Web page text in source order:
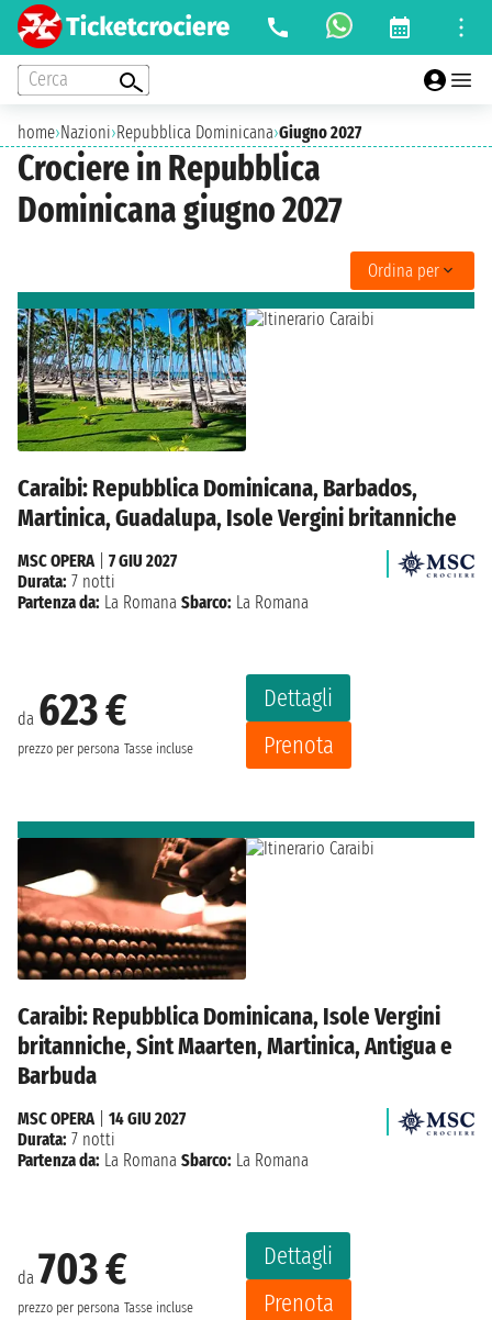
Cerca
home›Nazioni›Repubblica Dominicana›Giugno 2027
Crociere in Repubblica
Dominicana giugno 2027
Ordina per
Caraibi: Repubblica Dominicana, Barbados,
Martinica, Guadalupa, Isole Vergini britanniche
da 623 €
prezzo per persona Tasse incluse
Dettagli
Prenota
MSC OPERA
7 GIU 2027
Durata: 7 notti
Partenza da: La Romana Sbarco: La Romana
Caraibi: Repubblica Dominicana, Isole Vergini
britanniche, Sint Maarten, Martinica, Antigua e
Barbuda
da 703 €
prezzo per persona Tasse incluse
Dettagli
Prenota
MSC OPERA| 14 GIU 2027
Durata: 7 notti
Partenza da: La Romana Sbarco: La Romana